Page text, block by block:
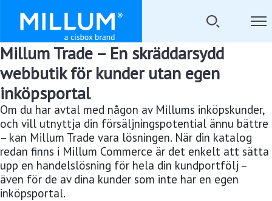
Millum Trade – En skräddarsydd
webbutik för kunder utan egen
inköpsportal
Om du har avtal med någon av Millums inköpskunder,
och vill utnyttja din försäljningspotential ännu bättre
– kan Millum Trade vara lösningen. När din katalog
redan finns i Millum Commerce är det enkelt att sätta
upp en handelslösning för hela din kundportfölj –
även för de av dina kunder som inte har en egen
inköpsportal.